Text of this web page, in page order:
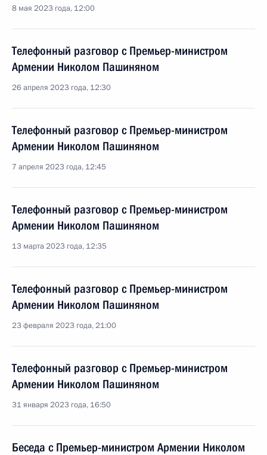
8 мая 2023 года, 12:00
Телефонный разговор с Премьер-министром
Армении Николом Пашиняном
26 апреля 2023 года, 12:30
Телефонный разговор с Премьер-министром
Армении Николом Пашиняном
7 апреля 2023 года, 12:45
Телефонный разговор с Премьер-министром
Армении Николом Пашиняном
13 марта 2023 года, 12:35
Телефонный разговор с Премьер-министром
Армении Николом Пашиняном
23 февраля 2023 года, 21:00
Телефонный разговор с Премьер-министром
Армении Николом Пашиняном
31 января 2023 года, 16:50
Беседа с Премьер-министром Армении Николом